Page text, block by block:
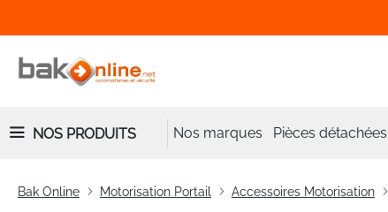
NOS PRODUITS Nos marques Pièces détachées
Bak Online Motorisation Portail Accessoires Motorisation